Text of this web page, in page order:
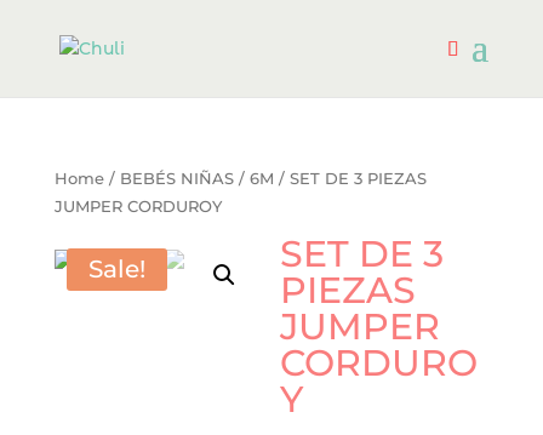
Home/ BEBÉS NIÑAS/ 6M / SET DE 3 PIEZAS
JUMPER CORDUROY
Sale!
SET DE 3
PIEZAS
JUMPER
CORDURO
Y